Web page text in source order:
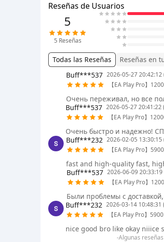
Reseñas de Usuarios
5
5 Reseñas
Todas las Reseñas
Reseñas en
Buff***537 2026-05-27 20:42:12
【EA Play Pro】
Очень переживал, но все
Buff***537 2026-05-27 20:41:22
【EA Play Pro】
Очень быстро и надежно!
Buff***232 2026-02-05 13:30:15
【EA Play Pro】
fast and high-quality fast,
Buff***537 2026-06-09 20:33:19
【EA Play Pro】
Были проблемы с
Buff***232 2026-03-14 10:48:31
【EA Play Pro】
nice good bro like okay niiice
-Algunas